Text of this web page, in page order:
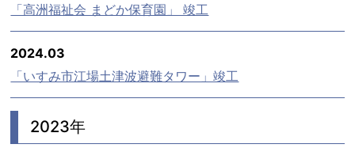
「高洲福祉会 まどか保育園」 竣工
2024.03
「いすみ市江場土津波避難タワー」竣工
2023年